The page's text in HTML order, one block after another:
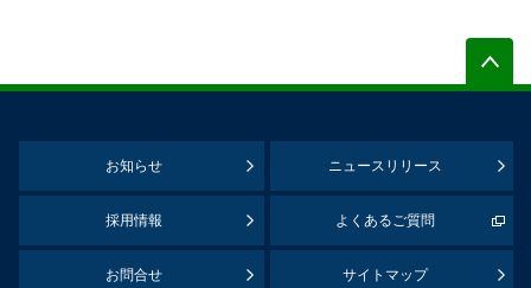
お知らせ ニュースリリース
採用情報 よくあるご質問
お問合せ サイトマップ